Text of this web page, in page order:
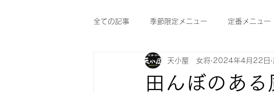
全ての記事 季節限定メニュー 定番メニュー
デッキワンコ イケメン&女盛り まか
田んぼのあ
天小屋 女将 2024年4月22日